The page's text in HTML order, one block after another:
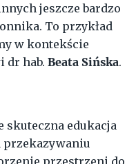
jeszcze bardzo
To przykład
w kontekście
dr hab. Beata Sińska.
skuteczna edukacja
przekazywaniu
przestrzeni do